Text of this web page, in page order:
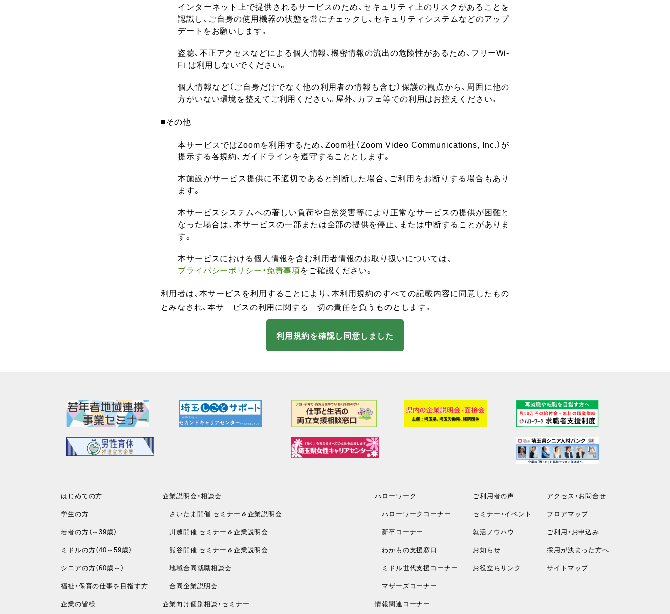
インターネット上で提供されるサービスのため、セキュリティ上のリスクがあることを
認識し、ご自身の使用機器の状態を常にチェックし、セキュリティシステムなどのアップ
デートをお願いします。
盗聴、不正アクセスなどによる個人情報、機密情報の流出の危険性があるため、フリーWi-
Fi は利用しないでください。
個人情報など（ご自身だけでなく他の利用者の情報も含む）保護の観点から、周囲に他の
方がいない環境を整えてご利用ください。屋外、カフェ等での利用はお控えください。
■その他
本サービスではZoomを利用するため、Zoom社（Zoom Video Communications, Inc.）が
提示する各規約、ガイドラインを遵守することとします。
本施設がサービス提供に不適切であると判断した場合、ご利用をお断りする場合もあり
ます。
本サービスシステムへの著しい負荷や自然災害等により正常なサービスの提供が困難と
なった場合は、本サービスの一部または全部の提供を停止、または中断することがありま
す。
本サービスにおける個人情報を含む利用者情報のお取り扱いについては、
プライバシーポリシー・免責事項をご確認ください。
利用者は、本サービスを利用することにより、本利用規約のすべての記載内容に同意したもの
とみなされ、本サービスの利用に関する一切の責任を負うものとします。
利用規約を確認し同意しました
はじめての方
学生の方
若者の方（～39歳）
ミドルの方（40～59歳）
シニアの方（60歳～）
福祉・保育の仕事を目指す方
企業の皆様
企業説明会・相談会
さいたま開催 セミナー＆企業説明会
川越開催 セミナー＆企業説明会
熊谷開催 セミナー＆企業説明会
地域合同就職相談会
合同企業説明会
企業向け個別相談・セミナー
ハローワーク
ハローワークコーナー
新卒コーナー
わかもの支援窓口
ミドル世代支援コーナー
マザーズコーナー
情報関連コーナー
ご利用者の声
セミナー・イベント
就活ノウハウ
お知らせ
お役立ちリンク
アクセス・お問合せ
フロアマップ
ご利用・お申込み
採用が決まった方へ
サイトマップ